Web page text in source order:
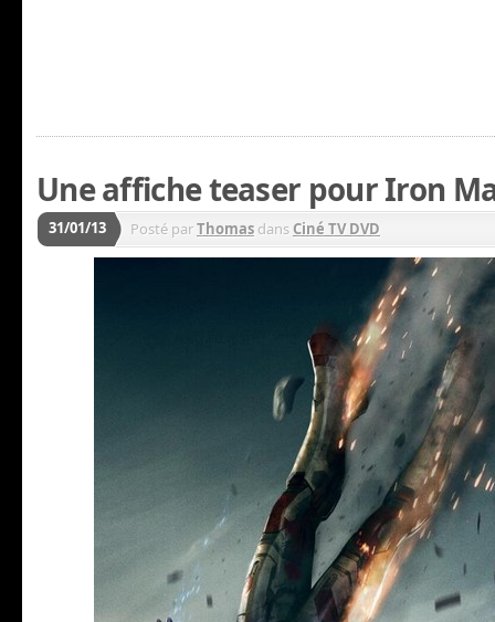
Une affiche teaser pour Iron
31/01/13 Posté parThomas dans Ciné TV DVD